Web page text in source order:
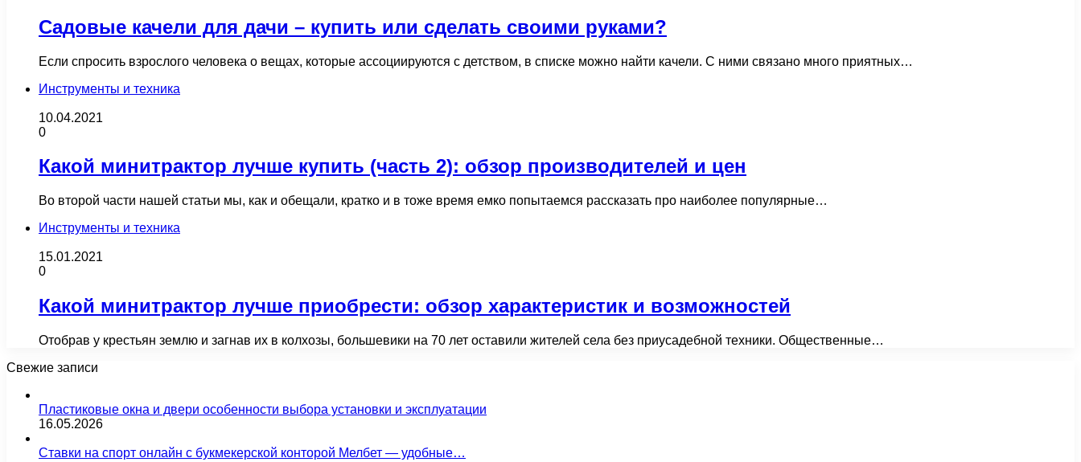
Садовые качели для дачи – купить или сделать своими руками?
Если спросить взрослого человека о вещах, которые ассоциируются с детством, в списке можно найти качели. С ними связано много приятных…
Инструменты и техника
10.04.2021
0
Какой минитрактор лучше купить (часть 2): обзор производителей и цен
Во второй части нашей статьи мы, как и обещали, кратко и в тоже время емко попытаемся рассказать про наиболее популярные…
Инструменты и техника
15.01.2021
0
Какой минитрактор лучше приобрести: обзор характеристик и возможностей
Отобрав у крестьян землю и загнав их в колхозы, большевики на 70 лет оставили жителей села без приусадебной техники. Общественные…
Свежие записи
Пластиковые окна и двери особенности выбора установки и эксплуатации
16.05.2026
Ставки на спорт онлайн с букмекерской конторой Мелбет — удобные…